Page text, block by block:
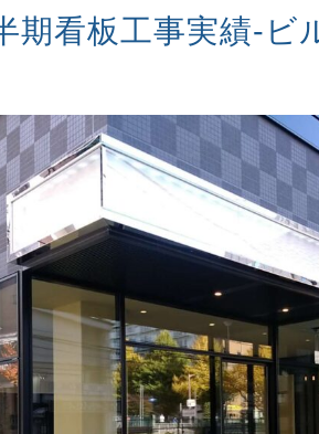
期看板工事実績-ビ